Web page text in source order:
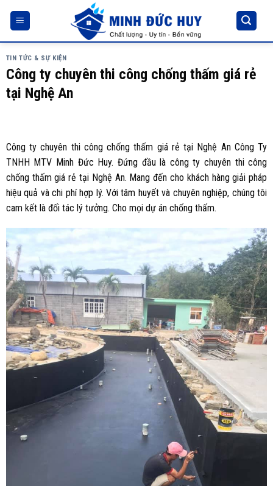
TIN TỨC & SỰ KIỆN
Công ty chuyên thi công chống thấm giá rẻ
tại Nghệ An
Công ty chuyên thi công chống thấm giá rẻ tại Nghệ An Công Ty
TNHH MTV Minh Đức Huy. Đứng đầu là công ty chuyên thi công
chống thấm giá rẻ tại Nghệ An. Mang đến cho khách hàng giải pháp
hiệu quả và chi phí hợp lý. Với tâm huyết và chuyên nghiệp, chúng tôi
cam kết là đối tác lý tưởng. Cho mọi dự án chống thấm.